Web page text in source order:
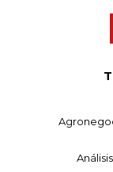
Análisis